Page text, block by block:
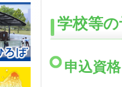
学校等
申込資格